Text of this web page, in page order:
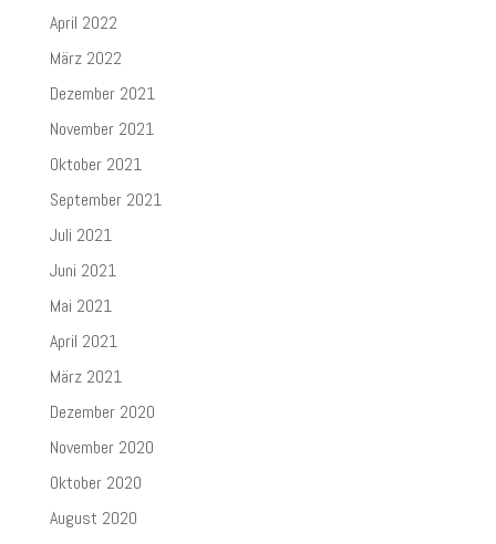
April 2022
März 2022
Dezember 2021
November 2021
Oktober 2021
September 2021
Juli 2021
Juni 2021
Mai 2021
April 2021
März 2021
Dezember 2020
November 2020
Oktober 2020
August 2020